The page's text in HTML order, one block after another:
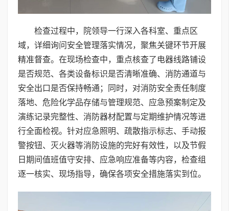
检查过程中，院领导一行深入各科室、重点区
域，详细询问安全管理落实情况，聚焦关键环节开展
精准督查。在现场检查中，重点核查了电器线路铺设
是否规范、各类设备标识是否清晰准确、消防通道与
安全出口是否保持畅通；同时，对消防安全责任制度
落地、危险化学品存储与管理规范、应急预案制定及
演练记录完整性、消防器材配置与定期维护情况等进
行全面检视。针对应急照明、疏散指示标志、手动报
警按钮、灭火器等消防设施的完好有效性，以及节假
日期间值班值守安排、应急响应准备等内容，检查组
逐一核实、现场指导，确保各项安全措施落实到位。